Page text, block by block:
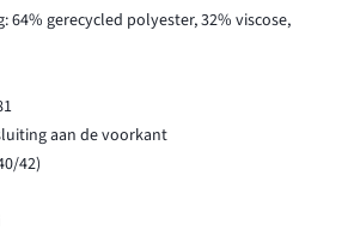
64% gerecycled polyester, 32% viscose,
aan de voorkant
42)